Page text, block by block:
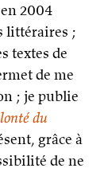
2004
littéraires ;
textes de
de me
; je publie
du
grâce à
de ne